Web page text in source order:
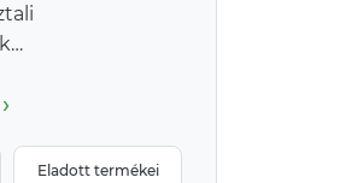
›
Eladott termékei